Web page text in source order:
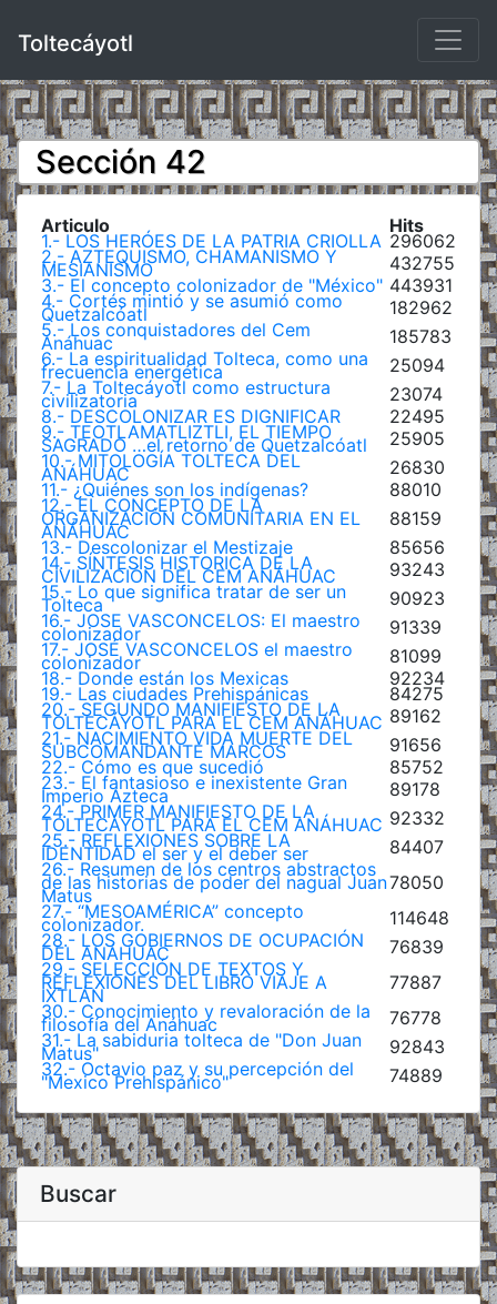
Toltecáyotl
Sección 42
Articulo Hits
1.- LOS HERÓES DE LA PATRIA CRIOLLA 296062
2.- AZTEQUISMO, CHAMANISMO Y
MESIANISMO
432755
3.- El concepto colonizador de "México" 443931
4.- Cortés mintió y se asumió como
Quetzalcóatl
182962
5.- Los conquistadores del Cem
Anáhuac
185783
6.- La espiritualidad Tolteca, como una
frecuencia energética
25094
7.- La Toltecáyotl como estructura
civilizatoria
23074
8.- DESCOLONIZAR ES DIGNIFICAR
22495
9.- TEOTLAMATLIZTLI, EL TIEMPO
SAGRADO …el retorno de Quetzalcóatl
25905
10.- MITOLOGÍA TOLTECA DEL
ANÁHUAC
26830
11.- ¿Quiénes son los indígenas?
88010
12.- EL CONCEPTO DE LA
ORGANIZACIÓN COMUNITARIA EN EL
ANÁHUAC
88159
13.- Descolonizar el Mestizaje
85656
14.- SÍNTESIS HISTORICA DE LA
CIVILIZACIÓN DEL CEM ANÁHUAC
93243
15.- Lo que significa tratar de ser un
Tolteca
90923
16.- JOSE VASCONCELOS: El maestro
colonizador
91339
17.- JOSÉ VASCONCELOS el maestro
colonizador
81099
18.- Donde están los Mexicas
92234
19.- Las ciudades Prehispánicas 84275
20.- SEGUNDO MANIFIESTO DE LA
TOLTECÁYOTL PARA EL CEM ANÁHUAC 89162
21.- NACIMIENTO VIDA MUERTE DEL
SUBCOMANDANTE MARCOS
91656
22.- Cómo es que sucedió
85752
23.- El fantasioso e inexistente Gran
Imperio Azteca
89178
24.- PRIMER MANIFIESTO DE LA
TOLTECÁYOTL PARA EL CEM ANÁHUAC 92332
25.- REFLEXIONES SOBRE LA
IDENTIDAD el ser y el deber ser
84407
26.- Resumen de los centros abstractos
de las historias de poder del nagual Juan
Matus
78050
27.- “MESOAMÉRICA” concepto
colonizador.
114648
28.- LOS GOBIERNOS DE OCUPACIÓN
DEL ANÁHUAC
76839
29.- SELECCIÓN DE TEXTOS Y
REFLEXIONES DEL LIBRO VIAJE A
IXTLÁN
77887
30.- Conocimiento y revaloración de la
filosofía del Anáhuac
76778
31.- La sabiduria tolteca de "Don Juan
Matus"
92843
32.- Octavio paz y su percepción del
"Mexico Prehispánico" 74889
Buscar